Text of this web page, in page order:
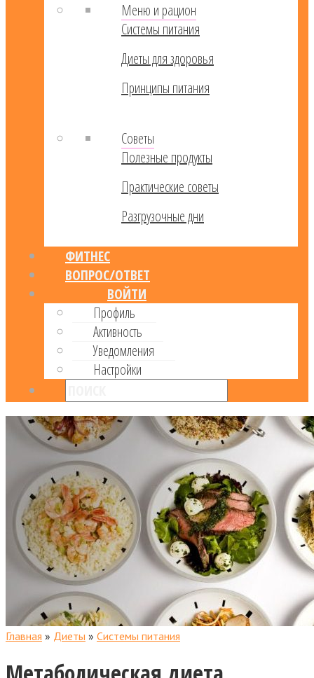
Меню и рацион
Системы питания
Диеты для здоровья
Принципы питания
Советы
Полезные продукты
Практические советы
Разгрузочные дни
ФИТНЕС
ВОПРОС/ОТВЕТ
ВОЙТИ
Профиль
Активность
Уведомления
Настройки
Главная » Диеты » Системы питания